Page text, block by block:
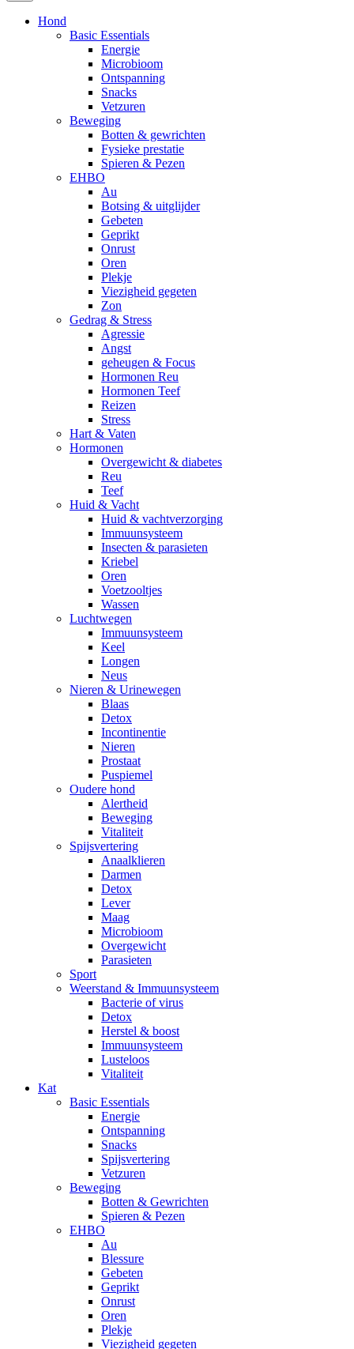
Hond
Basic Essentials
Energie
Microbioom
Ontspanning
Snacks
Vetzuren
Beweging
Botten & gewrichten
Fysieke prestatie
Spieren & Pezen
EHBO
Au
Botsing & uitglijder
Gebeten
Geprikt
Onrust
Oren
Plekje
Viezigheid gegeten
Zon
Gedrag & Stress
Agressie
Angst
geheugen & Focus
Hormonen Reu
Hormonen Teef
Reizen
Stress
Hart & Vaten
Hormonen
Overgewicht & diabetes
Reu
Teef
Huid & Vacht
Huid & vachtverzorging
Immuunsysteem
Insecten & parasieten
Kriebel
Oren
Voetzooltjes
Wassen
Luchtwegen
Immuunsysteem
Keel
Longen
Neus
Nieren & Urinewegen
Blaas
Detox
Incontinentie
Nieren
Prostaat
Puspiemel
Oudere hond
Alertheid
Beweging
Vitaliteit
Spijsvertering
Anaalklieren
Darmen
Detox
Lever
Maag
Microbioom
Overgewicht
Parasieten
Sport
Weerstand & Immuunsysteem
Bacterie of virus
Detox
Herstel & boost
Immuunsysteem
Lusteloos
Vitaliteit
Kat
Basic Essentials
Energie
Ontspanning
Snacks
Spijsvertering
Vetzuren
Beweging
Botten & Gewrichten
Spieren & Pezen
EHBO
Au
Blessure
Gebeten
Geprikt
Onrust
Oren
Plekje
Viezigheid gegeten